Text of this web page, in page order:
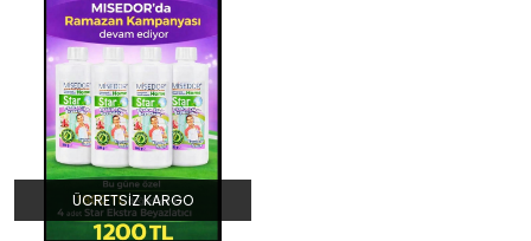
ÜCRETSIZ KARGO